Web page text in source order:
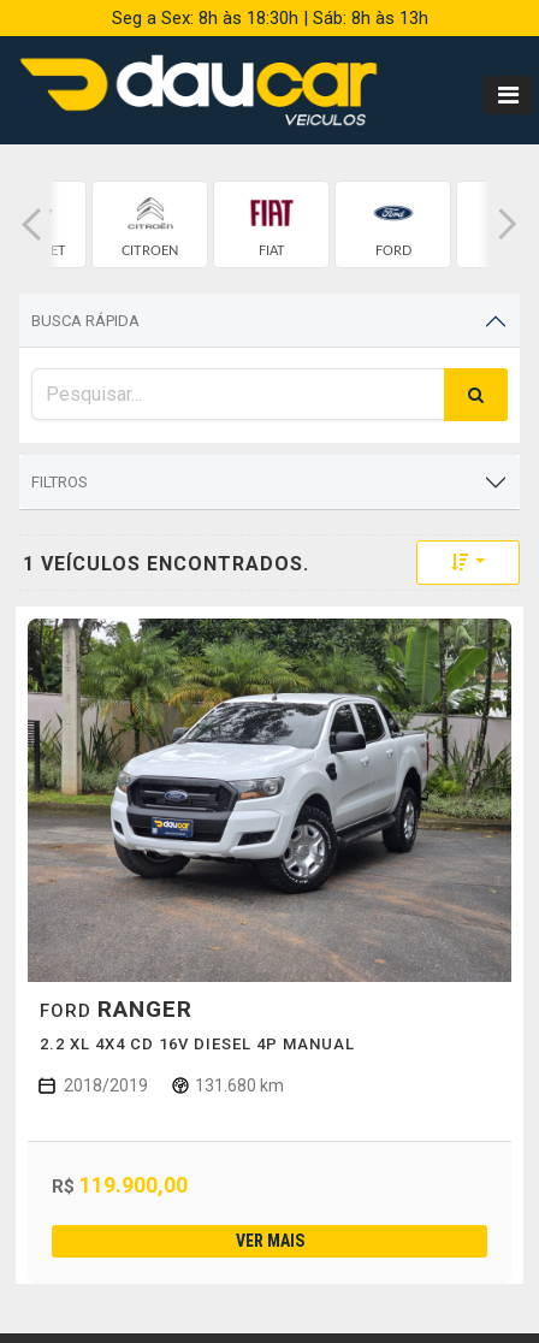
Seg a Sex: 8h às 18:30h | Sáb: 8h às 13h
CITROEN FIAT FORD
BUSCA RÁPIDA
FILTROS
1 VEÍCULOS ENCONTRADOS. Toggle
FORD RANGER
2.2 XL 4X4 CD 16V DIESEL 4P MANUAL
2018/2019 131.680 km
R$ 119.900,00
VER MAIS